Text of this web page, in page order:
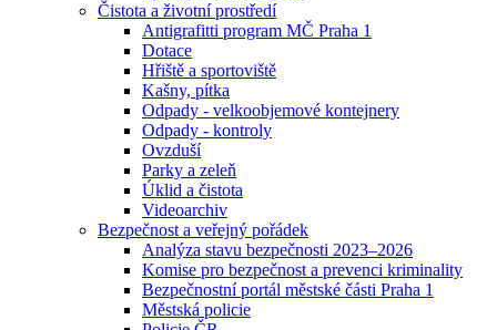
Čistota a životní prostředí
Antigrafitti program MČ Praha 1
Dotace
Hřiště a sportoviště
Kašny, pítka
Odpady - velkoobjemové kontejnery
Odpady - kontroly
Ovzduší
Parky a zeleň
Úklid a čistota
Videoarchiv
Bezpečnost a veřejný pořádek
Analýza stavu bezpečnosti 2023–2026
Komise pro bezpečnost a prevenci kriminality
Bezpečnostní portál městské části Praha 1
Městská policie